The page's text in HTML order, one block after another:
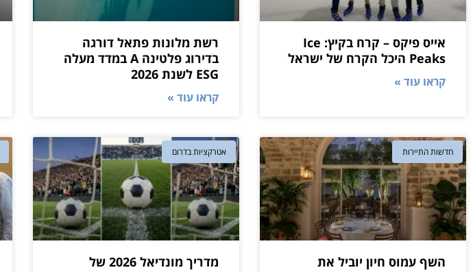
אייס פיקס – קרח בקיץ: Ice
Peaks היכל הקרח של ישראל
קראו עוד »
רשת מלונות פתאל דורגה
בדירוג פלטינה A במדד מעלה
ESG לשנת 2026
קראו עוד »
חדשות התיירות
השף עמוס חיון יוביל את
אטרקציות בדרום
מדריך מונדיאל 2026 של